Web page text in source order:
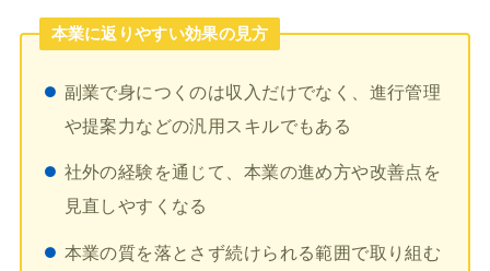
本業に返りやすい効果の見方
副業で身につくのは収入だけでなく、進行管理
や提案力などの汎用スキルでもある
社外の経験を通じて、本業の進め方や改善点を
見直しやすくなる
本業の質を落とさず続けられる範囲で取り組む